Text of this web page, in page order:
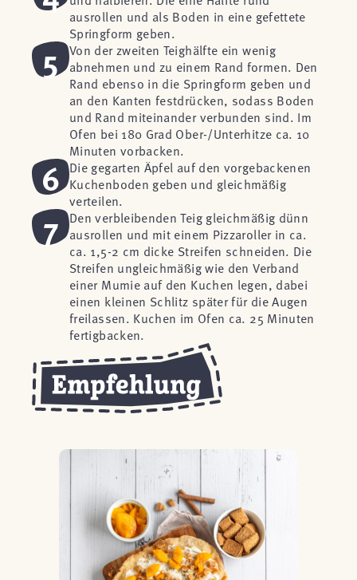
ausrollen und als Boden in eine gefettete
Springform geben.
5
Von der zweiten Teighälfte ein wenig
abnehmen und zu einem Rand formen. Den
Rand ebenso in die Springform geben und
an den Kanten festdrücken, sodass Boden
und Rand miteinander verbunden sind. Im
Ofen bei 180 Grad Ober-/Unterhitze ca. 10
Minuten vorbacken.
6
Die gegarten Äpfel auf den vorgebackenen
Kuchenboden geben und gleichmäßig
verteilen.
7
Den verbleibenden Teig gleichmäßig dünn
ausrollen und mit einem Pizzaroller in ca.
ca. 1,5-2 cm dicke Streifen schneiden. Die
Streifen ungleichmäßig wie den Verband
einer Mumie auf den Kuchen legen, dabei
einen kleinen Schlitz später für die Augen
freilassen. Kuchen im Ofen ca. 25 Minuten
fertigbacken.